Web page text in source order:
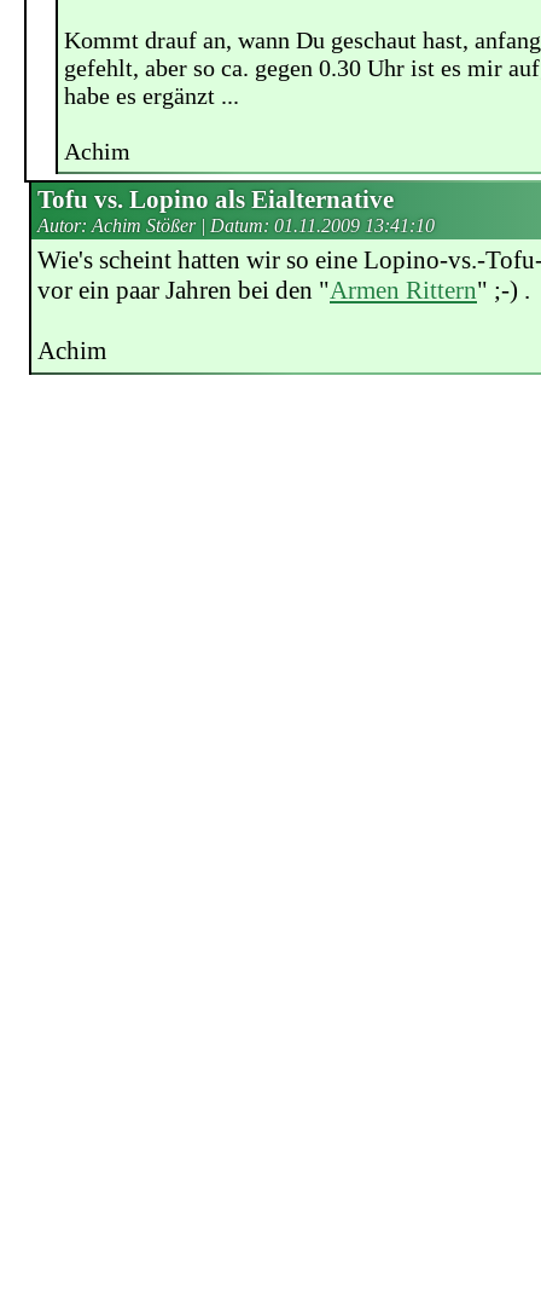
Kommt drauf an, wann Du geschaut hast,
gefehlt, aber so ca. gegen 0.30 Uhr ist es mir
habe es ergänzt ...
Achim
Tofu vs. Lopino als Eialternative
Autor: Achim Stößer | Datum: 01.11.2009 13:41:10
Wie's scheint hatten wir so eine Lopino-vs.-
vor ein paar Jahren bei den "Armen Rittern" ;-) .
Achim